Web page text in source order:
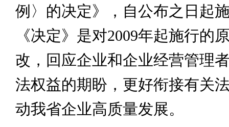
例〉的决定》，自公布之日起
《决定》是对2009年起施行的
改，回应企业和企业经营管理
法权益的期盼，更好衔接有关
动我省企业高质量发展。